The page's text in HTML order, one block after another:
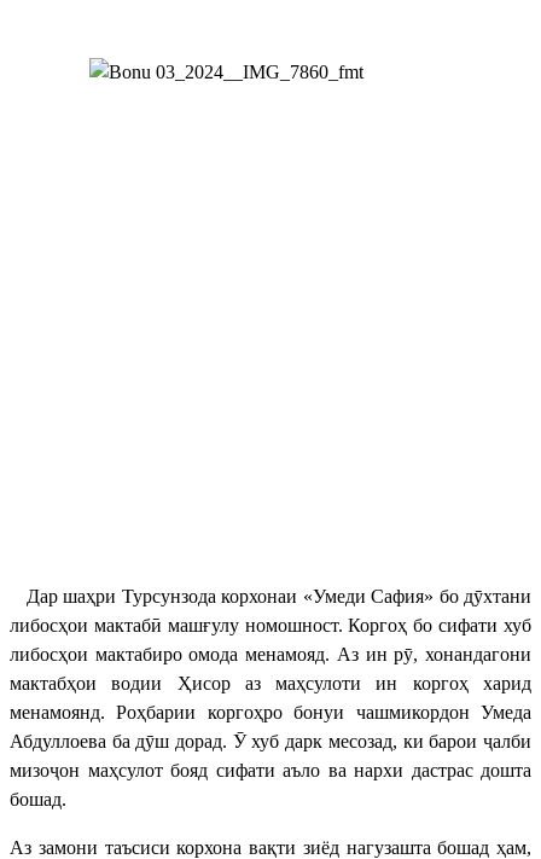
Дар шаҳри Турсунзода корхонаи «Умеди Сафия» бо дӯхтани
либосҳои мактабӣ машғулу номошност. Коргоҳ бо сифати хуб
либосҳои мактабиро омода менамояд. Аз ин рӯ, хонандагони
мактабҳои водии Ҳисор аз маҳсулоти ин коргоҳ харид
менамоянд. Роҳбарии коргоҳро бонуи чашмикордон Умеда
Абдуллоева ба дӯш дорад. Ӯ хуб дарк месозад, ки барои ҷалби
мизоҷон маҳсулот бояд сифати аъло ва нархи дастрас дошта
бошад.
Аз замони таъсиси корхона вақти зиёд нагузашта бошад ҳам,